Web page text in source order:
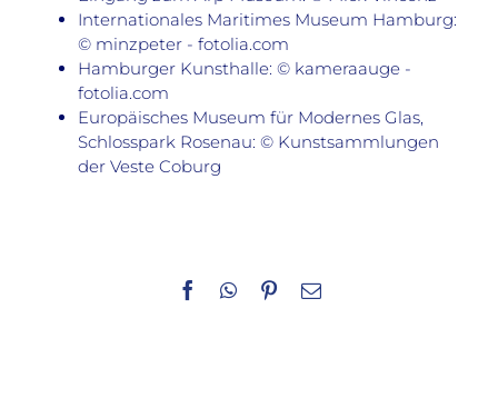
Internationales Maritimes Museum Hamburg:
© minzpeter - fotolia.com
Hamburger Kunsthalle: © kameraauge -
fotolia.com
Europäisches Museum für Modernes Glas,
Schlosspark Rosenau: © Kunstsammlungen
der Veste Coburg
Facebook
WhatsApp
Pinterest
E-